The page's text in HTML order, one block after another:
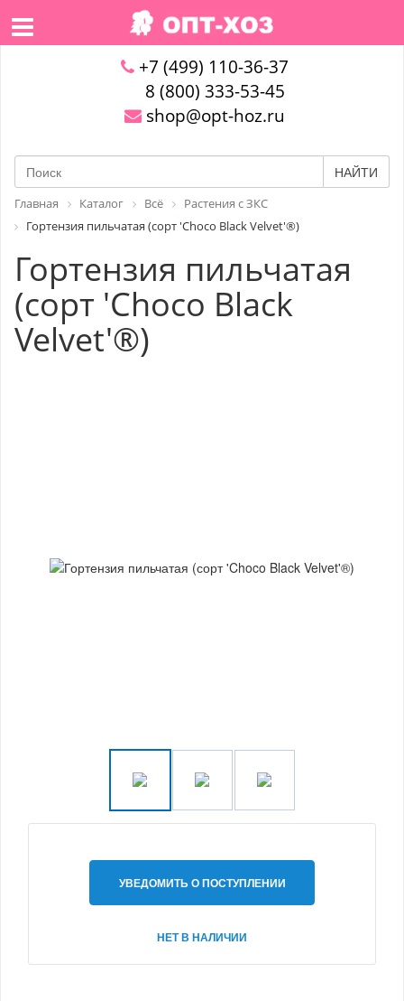
+7 (499) 110-36-37
8 (800) 333-53-45
shop@opt-hoz.ru
НАЙТИ
Главная Каталог Всё
Растения с ЗКС
Гортензия пильчатая (сорт 'Choco Black Velvet'®)
Гортензия пильчатая
(сорт 'Choco Black
Velvet'®)
УВЕДОМИТЬ О ПОСТУПЛЕНИИ
НЕТ В НАЛИЧИИ